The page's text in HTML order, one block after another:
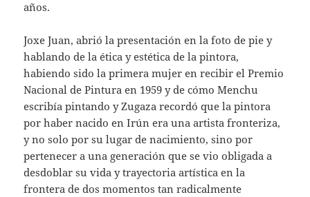
años.
Joxe Juan, abrió la presentación en la foto de pie y
hablando de la ética y estética de la pintora,
habiendo sido la primera mujer en recibir el Premio
Nacional de Pintura en 1959 y de cómo Menchu
escribía pintando y Zugaza recordó que la pintora
por haber nacido en Irún era una artista fronteriza,
y no solo por su lugar de nacimiento, sino por
pertenecer a una generación que se vio obligada a
desdoblar su vida y trayectoria artística en la
frontera de dos momentos tan radicalmente